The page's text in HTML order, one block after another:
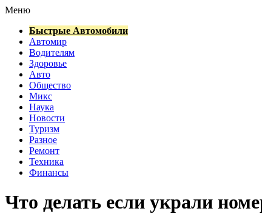
Меню
Быстрые Автомобили
Автомир
Водителям
Здоровье
Авто
Общество
Микс
Наука
Новости
Туризм
Разное
Ремонт
Техника
Финансы
Что делать если украли